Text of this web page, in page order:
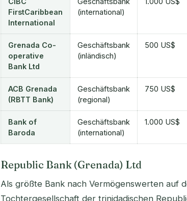
FirstCaribbean
International
(international)
Grenada Co-
operative
Bank Ltd
Geschäftsbank
(inländisch)
500 US$
ACB Grenada
(RBTT Bank)
Geschäftsbank
(regional)
750 US$
Bank of
Baroda
Geschäftsbank
(international)
1.000 US$
Republic Bank (Grenada) Ltd
Als größte Bank nach Vermögenswerten auf
Tochtergesellschaft der trinidadischen